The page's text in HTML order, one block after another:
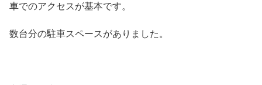
車でのアクセスが基本です。
数台分の駐車スペースがありました。